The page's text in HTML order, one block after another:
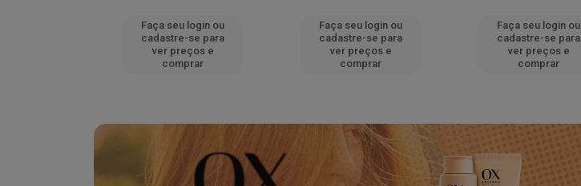
Faça seu login ou
cadastre-se para
ver preços e
comprar
Faça seu login ou
cadastre-se para
ver preços e
comprar
Faça seu login ou
cadastre-se para
ver preços e
comprar